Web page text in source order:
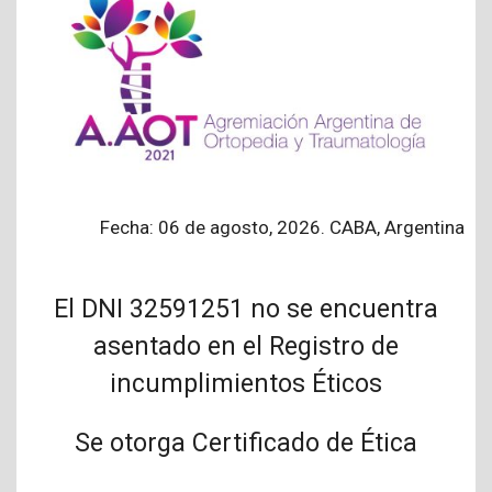
Fecha: 06 de agosto, 2026. CABA, Argentina
El DNI 32591251 no se encuentra
asentado en el Registro de
incumplimientos Éticos
Se otorga Certificado de Ética